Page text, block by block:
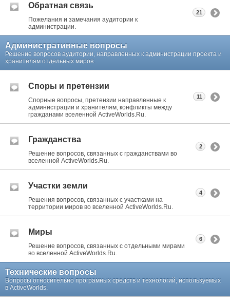
Обратная связь
Пожелания и замечания аудитории к
администрации.
21
Административные вопросы
Решение вопросов аудитории, направленных к администрации проекта и
хранителям отдельных миров.
Споры и претензии
Спорные вопросы, претензии направленные к
администрации и хранителям, конфликты между
гражданами вселенной ActiveWorlds.Ru.
11
Гражданства
Решение вопросов, связанных с гражданствами во
вселенной ActiveWorlds.Ru.
2
Участки земли
Решения вопросов, связанных с участками на
территории миров во вселенной ActiveWorlds.Ru.
4
Миры
Решение вопросов, связанных с отдельными мирами
во вселенной ActiveWorlds.Ru.
6
Технические вопросы
Вопросы относительно програмных средств и технологий, используемых
в ActiveWorlds.